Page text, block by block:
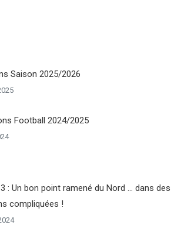
Saison 2025/2026
Football 2024/2025
: Un bon point ramené du Nord … dans des
compliquées !